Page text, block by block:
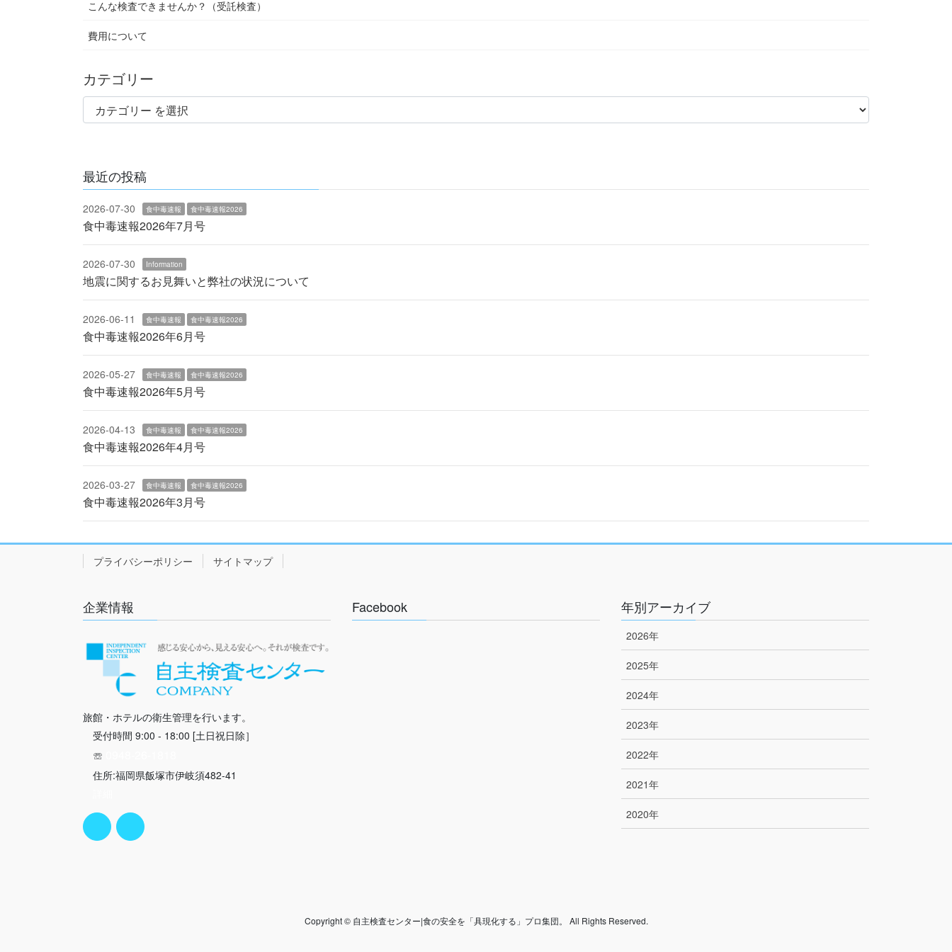
こんな検査できませんか？（受託検査）
費用について
カテゴリー
最近の投稿
2026-07-30 食中毒速報 食中毒速報2026
食中毒速報2026年7月号
2026-07-30 Information
地震に関するお見舞いと弊社の状況について
2026-06-11 食中毒速報 食中毒速報2026
食中毒速報2026年6月号
2026-05-27 食中毒速報 食中毒速報2026
食中毒速報2026年5月号
2026-04-13 食中毒速報 食中毒速報2026
食中毒速報2026年4月号
2026-03-27 食中毒速報 食中毒速報2026
食中毒速報2026年3月号
プライバシーポリシー サイトマップ
企業情報
旅館・ホテルの衛生管理を行います。
受付時間 9:00 - 18:00 [土日祝日除］
☏
住所:福岡県飯塚市伊岐須482-41
Facebook 年別アーカイブ
2026年
2025年
2024年
2023年
2022年
2021年
2020年
Copyright © 自主検査センター|食の安全を「具現化する」プロ集団。 All Rights Reserved.